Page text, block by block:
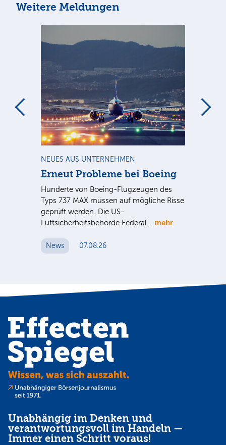
Weitere Meldungen
NEUES AUS UNTERNEHMEN
Erneut Probleme bei Boeing
Hunderte von Boeing-Flugzeugen des
Typs 737 MAX müssen auf mögliche Risse
geprüft werden. Die US-
Luftsicherheitsbehörde Federal… mehr
News 07.08.26
Unabhängig im Denken und
verantwortungsvoll im Handeln —
Immer einen Schritt voraus!